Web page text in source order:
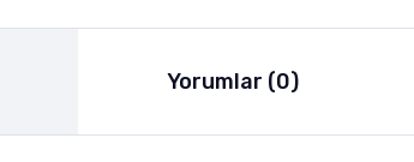
Yorumlar (0)